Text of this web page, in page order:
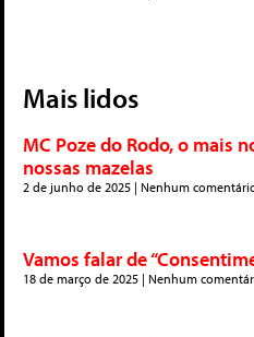
Mais lidos
MC Poze do Rodo, o mais
nossas mazelas
2 de junho de 2025 Nenhum
Vamos falar de
18 de março de 2025 Nenhum